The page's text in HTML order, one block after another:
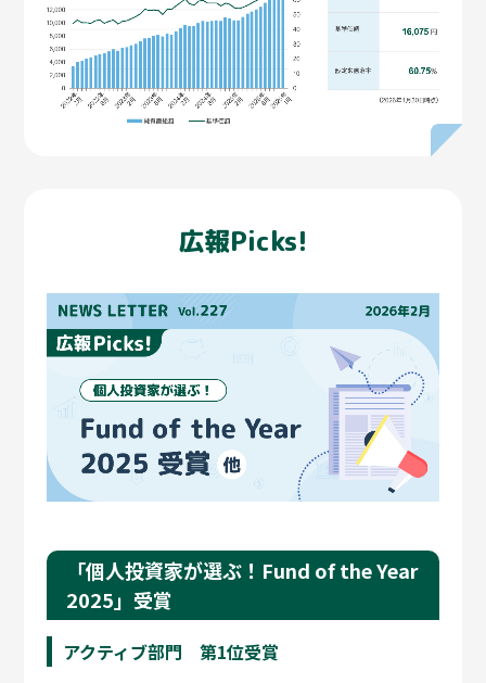
セゾンお金のこと相談室について
詳しく見る
広報Picks!
「個人投資家が選ぶ！Fund of the Year
2025」受賞
アクティブ部門 第1位受賞